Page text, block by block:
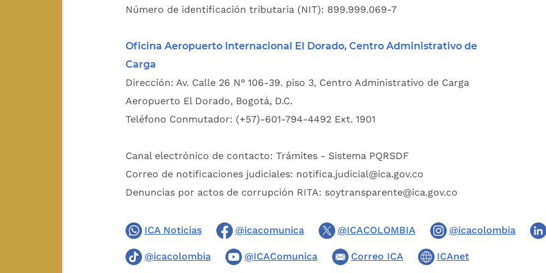
Número de identificación tributaria (NIT): 899.999.069-7
Oficina Aeropuerto Internacional El Dorado, Centro Administrativo de
Carga
Dirección: Av. Calle 26 N° 106-39. piso 3, Centro Administrativo de Carga
Aeropuerto El Dorado, Bogotá, D.C.
Teléfono Conmutador: (+57)-601-794-4492 Ext. 1901
Canal electrónico de contacto: Trámites - Sistema PQRSDF
Correo de notificaciones judiciales: notifica.judicial@ica.gov.co
Denuncias por actos de corrupción RITA: soytransparente@ica.gov.co
ICA Noticias @icacomunica @ICACOLOMBIA @icacolombia
@icacolombia @ICAComunica Correo ICA ICAnet